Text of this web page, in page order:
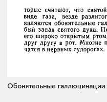
Обонятельные галлюцинации.